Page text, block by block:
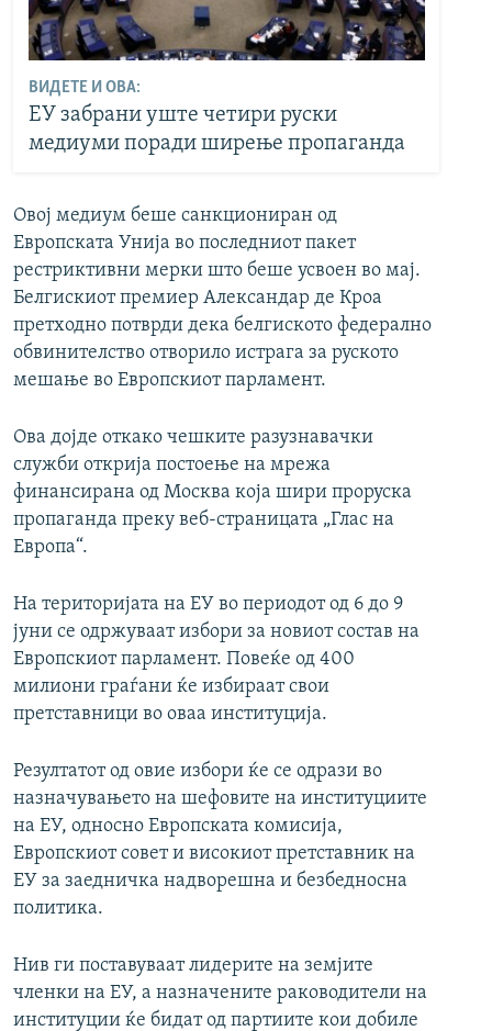
ВИДЕТЕ И ОВА:
ЕУ забрани уште четири руски
медиуми поради ширење пропаганда
Овој медиум беше санкциониран од
Европската Унија во последниот пакет
рестриктивни мерки што беше усвоен во мај.
Белгискиот премиер Александар де Кроа
претходно потврди дека белгиското федерално
обвинителство отворило истрага за руското
мешање во Европскиот парламент.
Ова дојде откако чешките разузнавачки
служби открија постоење на мрежа
финансирана од Москва која шири проруска
пропаганда преку веб-страницата „Глас на
Европа“.
На територијата на ЕУ во периодот од 6 до 9
јуни се одржуваат избори за новиот состав на
Европскиот парламент. Повеќе од 400
милиони граѓани ќе избираат свои
претставници во оваа институција.
Резултатот од овие избори ќе се одрази во
назначувањето на шефовите на институциите
на ЕУ, односно Европската комисија,
Европскиот совет и високиот претставник на
ЕУ за заедничка надворешна и безбедносна
политика.
Нив ги поставуваат лидерите на земјите
членки на ЕУ, а назначените раководители на
институции ќе бидат од партиите кои добиле